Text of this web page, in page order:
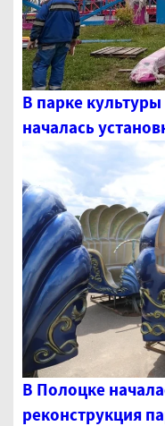
В парке
началась
В Полоцке
реконструкция